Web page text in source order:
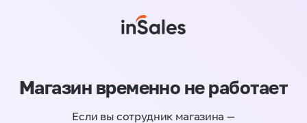
Магазин временно не работает
Если вы сотрудник магазина —